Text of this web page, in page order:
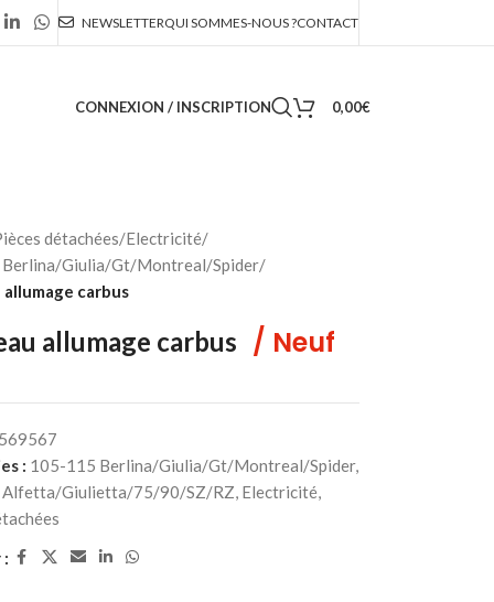
NEWSLETTERQUI SOMMES-NOUS ?CONTACT
CONNEXION / INSCRIPTION 0,00€
détachées/Electricité/
Giulia/Gt/Montreal/Spider/
allumage carbus
allumage carbus / Neuf
: 105-115 Berlina/Giulia/Gt/Montreal/Spider,
Giulietta/75/90/SZ/RZ, Electricité,